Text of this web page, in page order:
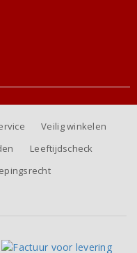
Veilig winkelen
Leeftijdscheck